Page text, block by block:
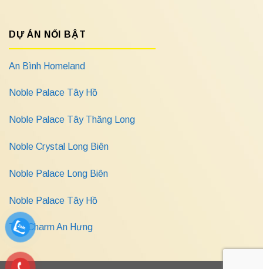
DỰ ÁN NỔI BẬT
An Bình Homeland
Noble Palace Tây Hồ
Noble Palace Tây Thăng Long
Noble Crystal Long Biên
Noble Palace Long Biên
Noble Palace Tây Hồ
The Charm An Hưng